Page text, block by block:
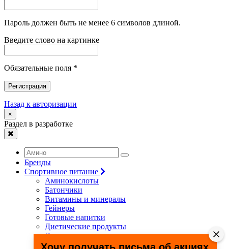
Пароль должен быть не менее 6 символов длиной.
Введите слово на картинке
Обязательные поля *
Регистрация
Назад к авторизации
×
Раздел в разработке
Бренды
Спортивное питание
Аминокислоты
Батончики
Витамины и минералы
Гейнеры
Готовые напитки
Диетические продукты
Для связок и суставов
Жиросжигатели